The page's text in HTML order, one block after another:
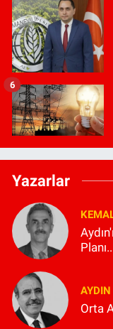
6
Yazarlar
Orta